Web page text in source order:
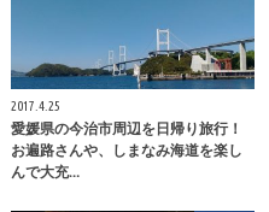
2017.4.25
愛媛県の今治市周辺を日帰り旅行！
お遍路さんや、しまなみ海道を楽し
んで大充…